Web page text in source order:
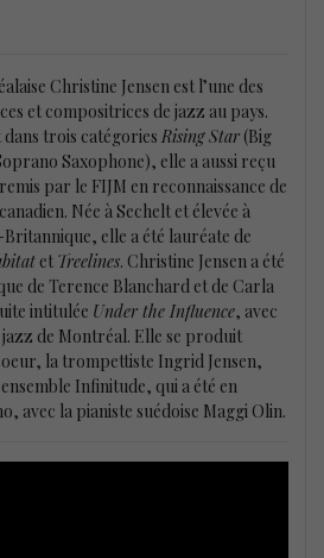
Christine Jensen est l’une des
et compositrices de jazz au pays.
trois catégories Rising Star (Big
Saxophone), elle a aussi reçu
par le FIJM en reconnaissance de
Née à Sechelt et élevée à
elle a été lauréate de
etTreelines. Christine Jensen a été
de Terence Blanchard et de Carla
intitulée Under the Influence, avec
de Montréal. Elle se produit
la trompettiste Ingrid Jensen,
Infinitude, qui a été en
avec la pianiste suédoise Maggi Olin.